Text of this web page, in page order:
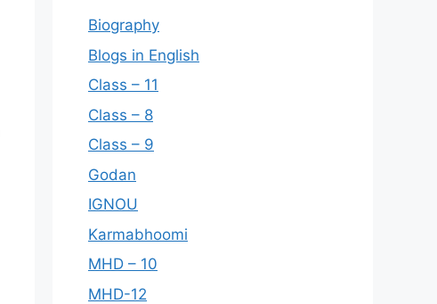
Biography
Blogs in English
Class – 11
Class – 8
Class – 9
Godan
IGNOU
Karmabhoomi
MHD – 10
MHD-12